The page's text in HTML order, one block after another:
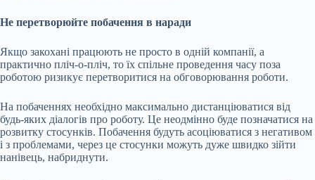
Не перетворюйте побачення в наради
Якщо закохані працюють не просто в одній компанії, а
практично пліч-о-пліч, то їх спільне проведення часу поза
роботою ризикує перетворитися на обговорювання роботи.
На побаченнях необхідно максимально дистанціюватися від
будь-яких діалогів про роботу. Це неодмінно буде позначатися на
розвитку стосунків. Побачення будуть асоціюватися з негативом
і з проблемами, через це стосунки можуть дуже швидко зійти
нанівець, набриднути.